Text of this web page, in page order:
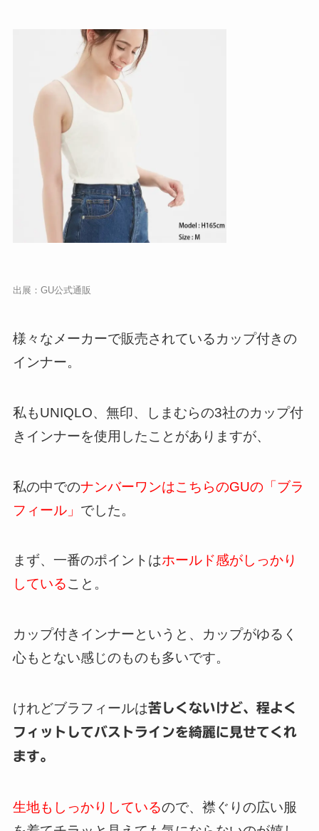
出展： GU公式通販
様々なメーカーで販売されているカップ付きの
インナー。
私もUNIQLO、無印、しまむらの3社のカップ付
きインナーを使用したことがありますが、
私の中でのナンバーワンはこちらのGUの「ブラ
フィール」 でした。
まず、一番のポイントはホールド感がしっかり
していること。
カップ付きインナーというと、カップがゆるく
心もとない感じのものも多いです。
けれどブラフィールは苦しくないけど、程よく
フィットしてバストラインを綺麗に見せてくれ
ます。
生地もしっかりしているので、襟ぐりの広い服